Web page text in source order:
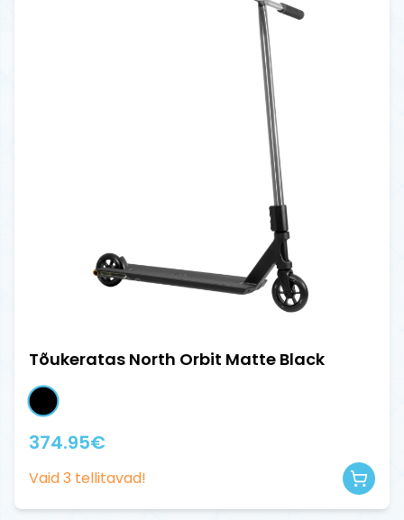
Tõukeratas North Orbit Matte Black
374.95€
Vaid3 tellitavad!